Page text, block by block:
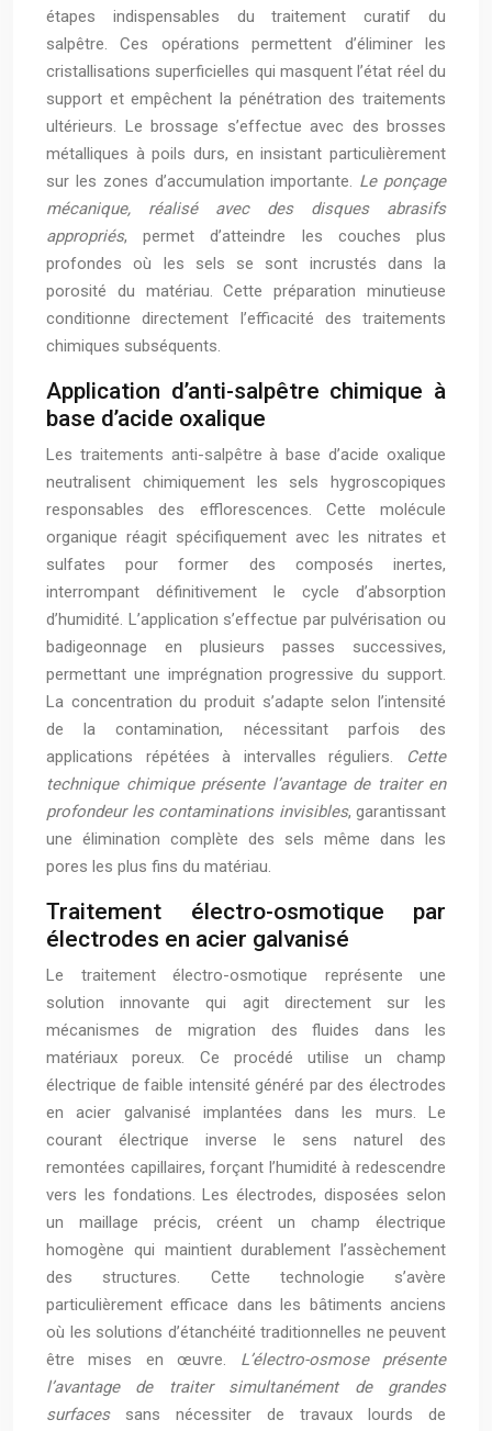
étapes indispensables du traitement curatif du
salpêtre. Ces opérations permettent d’éliminer les
cristallisations superficielles qui masquent l’état réel du
support et empêchent la pénétration des traitements
ultérieurs. Le brossage s’effectue avec des brosses
métalliques à poils durs, en insistant particulièrement
sur les zones d’accumulation importante. Le ponçage
mécanique, réalisé avec des disques abrasifs
appropriés, permet d’atteindre les couches plus
profondes où les sels se sont incrustés dans la
porosité du matériau. Cette préparation minutieuse
conditionne directement l’efficacité des traitements
chimiques subséquents.
Application d’anti-salpêtre chimique à
base d’acide oxalique
Les traitements anti-salpêtre à base d’acide oxalique
neutralisent chimiquement les sels hygroscopiques
responsables des efflorescences. Cette molécule
organique réagit spécifiquement avec les nitrates et
sulfates pour former des composés inertes,
interrompant définitivement le cycle d’absorption
d’humidité. L’application s’effectue par pulvérisation ou
badigeonnage en plusieurs passes successives,
permettant une imprégnation progressive du support.
La concentration du produit s’adapte selon l’intensité
de la contamination, nécessitant parfois des
applications répétées à intervalles réguliers.
Cette
technique chimique présente l’avantage de traiter en
profondeur les contaminations invisibles, garantissant
une élimination complète des sels même dans les
pores les plus fins du matériau.
Traitement électro-osmotique par
électrodes en acier galvanisé
Le traitement électro-osmotique représente une
solution innovante qui agit directement sur les
mécanismes de migration des fluides dans les
matériaux poreux. Ce procédé utilise un champ
électrique de faible intensité généré par des électrodes
en acier galvanisé implantées dans les murs. Le
courant électrique inverse le sens naturel des
remontées capillaires, forçant l’humidité à redescendre
vers les fondations. Les électrodes, disposées selon
un maillage précis, créent un champ électrique
homogène qui maintient durablement l’assèchement
des structures. Cette technologie s’avère
particulièrement efficace dans les bâtiments anciens
où les solutions d’étanchéité traditionnelles ne peuvent
être mises en œuvre. L’électro-osmose présente
l’avantage de traiter simultanément de grandes
surfacessans nécessiter de travaux lourds de